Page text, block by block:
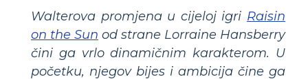
Walterova promjena u cijeloj igri Raisin
on the Sun od strane Lorraine Hansberry
čini ga vrlo dinamičnim karakterom. U
početku, njegov bijes i ambicija čine ga